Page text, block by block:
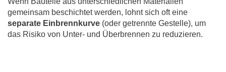
gemeinsam beschichtet werden, lohnt sich oft eine
separate Einbrennkurve (oder getrennte Gestelle), um
das Risiko von Unter- und Überbrennen zu reduzieren.